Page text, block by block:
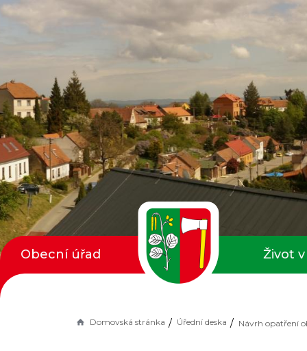
Domovská stránka Úřední deska
Obecní úřad Život